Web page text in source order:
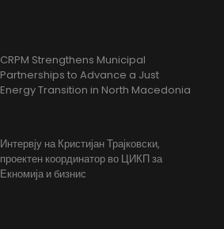
CRPM Strengthens Municipal
Partnerships to Advance a Just
Energy Transition in North Macedonia
Интервју на Кристијан Трајковски,
проектен координатор во ЦИКП за
Екномија и бизнис